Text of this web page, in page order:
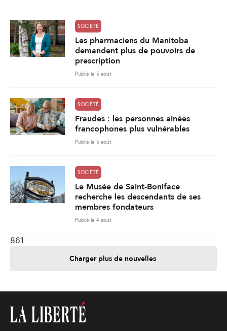
SOCIÉTÉ
Les pharmaciens du Manitoba
demandent plus de pouvoirs de
prescription
Publié le 5 août
SOCIÉTÉ
Fraudes : les personnes ainées
francophones plus vulnérables
Publié le 5 août
SOCIÉTÉ
Le Musée de Saint-Boniface
recherche les descendants de ses
membres fondateurs
Publié le 4 août
861
Charger plus de nouvelles